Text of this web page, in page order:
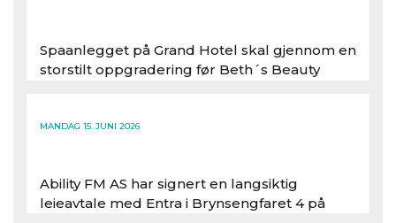
Spaanlegget på Grand Hotel skal gjennom en
storstilt oppgradering før Beth´s Beauty
Les hele artikkelen
MANDAG 15. JUNI 2026
Ability FM AS har signert en langsiktig
leieavtale med Entra i Brynsengfaret 4 på